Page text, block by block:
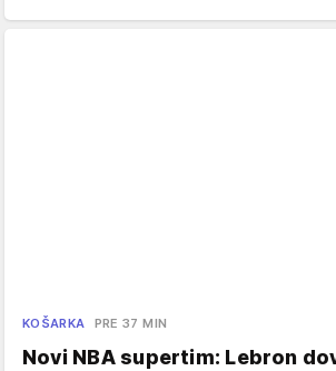
KOŠARKA PRE 37 MIN
Novi NBA supertim: Lebron